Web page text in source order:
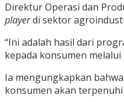
Direktur Operasi dan
playerdi sektor
“Ini adalah hasil dari
kepada konsumen
Ia mengungkapkan
konsumen akan